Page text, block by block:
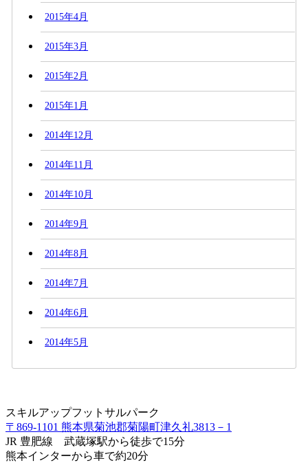
2015年4月
2015年3月
2015年2月
2015年1月
2014年12月
2014年11月
2014年10月
2014年9月
2014年8月
2014年7月
2014年6月
2014年5月
スキルアップフットサルパーク
〒869-1101 熊本県菊池郡菊陽町津久礼3813－1
JR 豊肥線 武蔵塚駅から徒歩で15分
熊本インターから車で約20分